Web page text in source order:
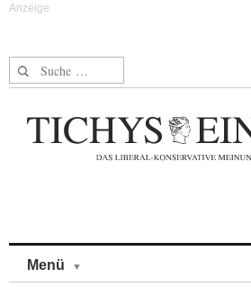
Suche nach:
Menü